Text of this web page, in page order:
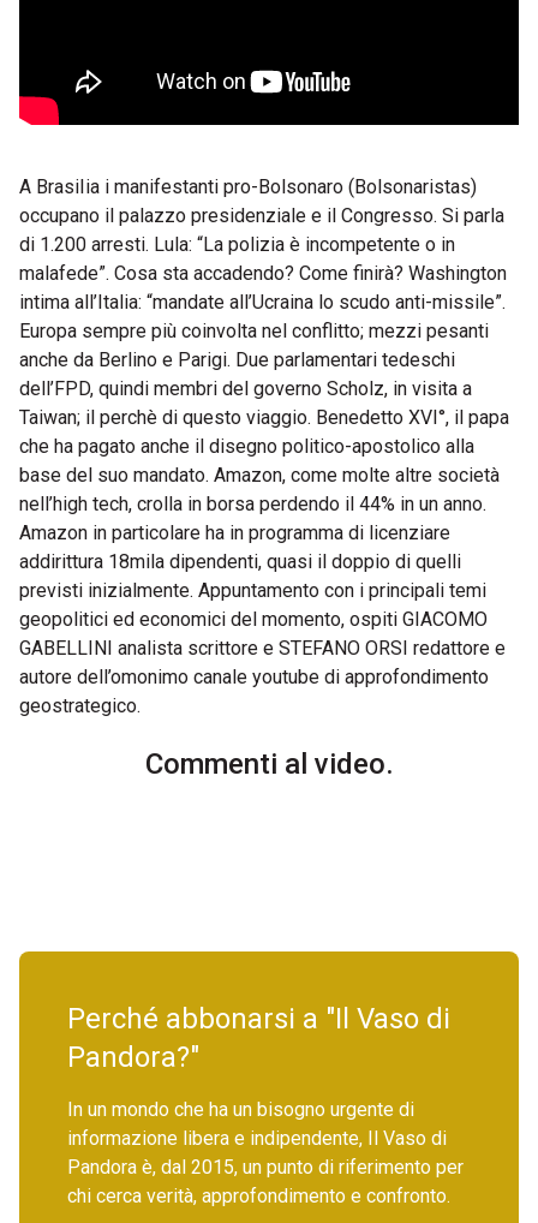
A BrasiIia i manifestanti pro-Bolsonaro (Bolsonaristas)
occupano il palazzo presidenziale e il Congresso. Si parla
di 1.200 arresti. Lula: “La polizia è incompetente o in
malafede”. Cosa sta accadendo? Come finirà? Washington
intima all’Italia: “mandate all’Ucraina lo scudo anti-missile”.
Europa sempre più coinvolta nel conflitto; mezzi pesanti
anche da Berlino e Parigi. Due parlamentari tedeschi
dell’FPD, quindi membri del governo Scholz, in visita a
Taiwan; il perchè di questo viaggio. Benedetto XVI°, il papa
che ha pagato anche il disegno politico-apostolico alla
base del suo mandato. Amazon, come molte altre società
nell’high tech, crolla in borsa perdendo il 44% in un anno.
Amazon in particolare ha in programma di licenziare
addirittura 18mila dipendenti, quasi il doppio di quelli
previsti inizialmente. Appuntamento con i principali temi
geopolitici ed economici del momento, ospiti GIACOMO
GABELLINI analista scrittore e STEFANO ORSI redattore e
autore dell’omonimo canale youtube di approfondimento
geostrategico.
Commenti al video.
Perché abbonarsi a "Il Vaso di
Pandora?"
In un mondo che ha un bisogno urgente di
informazione libera e indipendente, Il Vaso di
Pandora è, dal 2015, un punto di riferimento per
chi cerca verità, approfondimento e confronto.